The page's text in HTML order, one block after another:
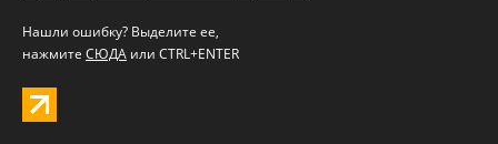
Нашли ошибку? Выделите ее,
нажмите СЮДА или CTRL+ENTER